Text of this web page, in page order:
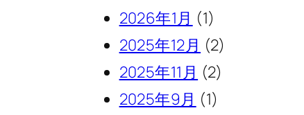
2026年1月 (1)
2025年12月 (2)
2025年11月 (2)
2025年9月 (1)